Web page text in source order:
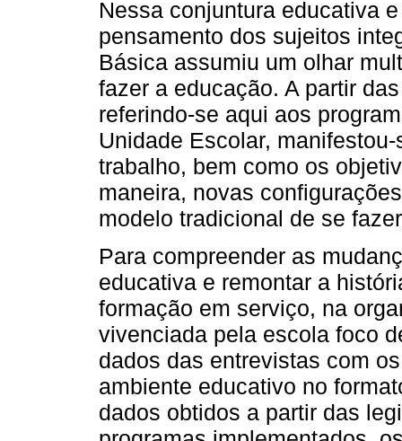
Nessa conjuntura educativa
pensamento dos sujeitos
Básica assumiu um olhar
fazer a educação. A partir
referindo-se aqui aos
Unidade Escolar,
trabalho, bem como os
maneira, novas
modelo tradicional de se
Para compreender as
educativa e remontar a
formação em serviço, na
vivenciada pela escola foco
dados das entrevistas com
ambiente educativo no
dados obtidos a partir das